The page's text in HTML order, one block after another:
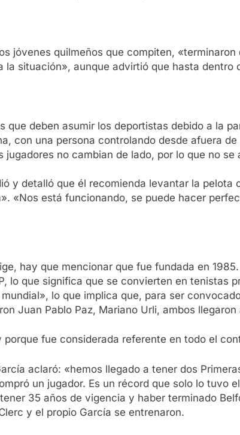
jóvenes quilmeños que compiten,
la situación», aunque advirtió que hasta
que deben asumir los deportistas debido a la
con una persona controlando desde afuera
no cambian de lado, por lo que no se
y detalló que él recomienda levantar la
«Nos está funcionando, se puede hacer
hay que mencionar que fue fundada en
lo que significa que se convierten en tenistas
lo que implica que, para ser
Juan Pablo Paz, Mariano Urli, ambos
fue considerada referente en todo el
aclaró: «hemos llegado a tener dos
un jugador. Es un récord que solo lo tuvo
35 años de vigencia y haber terminado
y el propio García se entrenaron.